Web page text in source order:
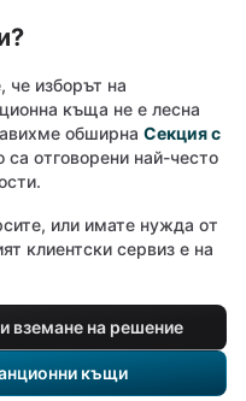
че изборът на
къща не е лесна
обширна Секция с
са отговорени най-често
или имате нужда от
клиентски сервиз е на
на решение
къщи